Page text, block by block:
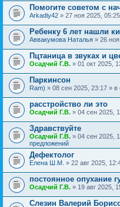
Помогите советом с
Arkadiy42 » 27 ноя 2025,
Ребенку 6 лет нашли
Аввакумова Наталья » 26
Пцтаница в звуках и
Осадчий Г.В. » 01 окт 2025,
Паркинсон
Ram) » 08 сен 2025, 23:17 »
расстройство ли это
Осадчий Г.В. » 04 сен 2025,
Здравствуйте
Осадчий Г.В. » 04 сен 2025,
предложений
Дефектолог
Елена Ш.М. » 22 авг 2025,
постоянное опухание
Осадчий Г.В. » 19 авг 2025,
Слезин Валерий